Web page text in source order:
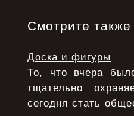
Смотрите также
Доска и фигуры
То, что вчера
тщательно
сегодня стать